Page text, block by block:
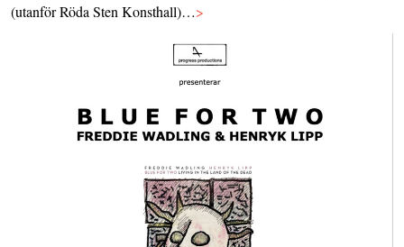
(utanför Röda Sten Konsthall)…>